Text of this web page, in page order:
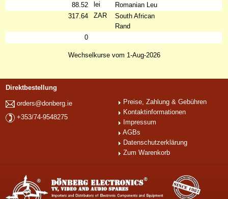
88.52
lei
Romanian Leu
317.64
ZAR
South African
Rand
0
Wechselkurse vom 1-Aug-2026
Direktbestellung
orders@donberg.ie
+353/74-9548275
Preise, Zahlung & Gebühren
Kontaktinformationen
Impressum
AGBs
Datenschutzerklärung
Zum Warenkorb